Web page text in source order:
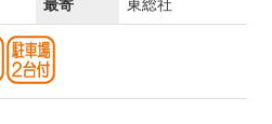
最寄 東総社